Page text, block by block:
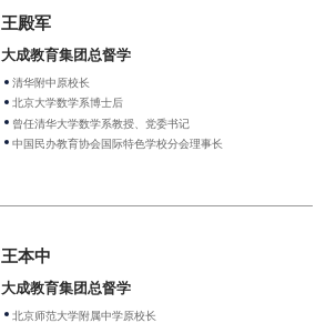
王殿军
大成教育集团总督学
清华附中原校长
北京大学数学系博士后
曾任清华大学数学系教授、党委书记
中国民办教育协会国际特色学校分会理事长
王本中
大成教育集团总督学
北京师范大学附属中学原校长